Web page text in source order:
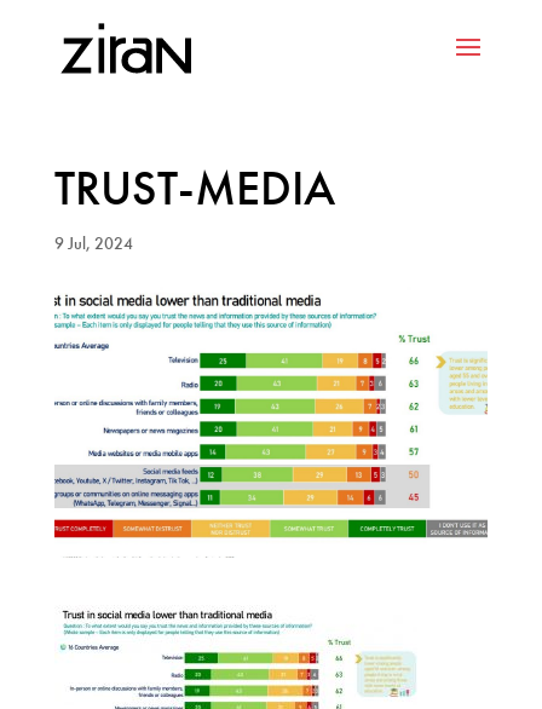
TRUST-MEDIA
9 Jul, 2024